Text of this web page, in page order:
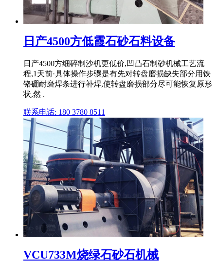
日产4500方低霞石砂石料设备
日产4500方细碎制沙机更低价,凹凸石制砂机械工艺流
程,1天前·具体操作步骤是有先对转盘磨损缺失部分用铁
铬硼耐磨焊条进行补焊,使转盘磨损部分尽可能恢复原形
状,然 .
联系电话: 180 3780 8511
VCU733M烧绿石砂石机械